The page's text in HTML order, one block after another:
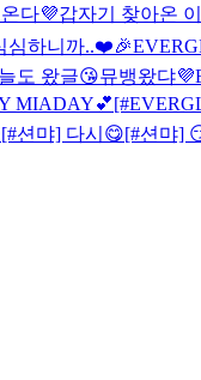
다💜갑자기 찾아온
심하니까..❤️
도 왔글😘뮤뱅왔댜💜
MIADAY💕
[#션먀] 다시😋[#션먀]